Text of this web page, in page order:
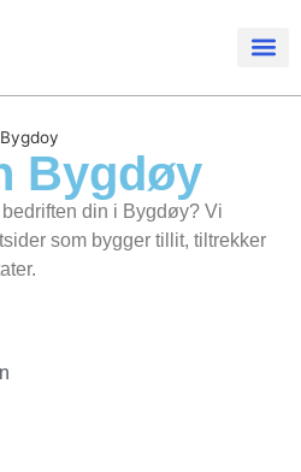
Bygdøy
din i Bygdøy? Vi
som bygger tillit, tiltrekker